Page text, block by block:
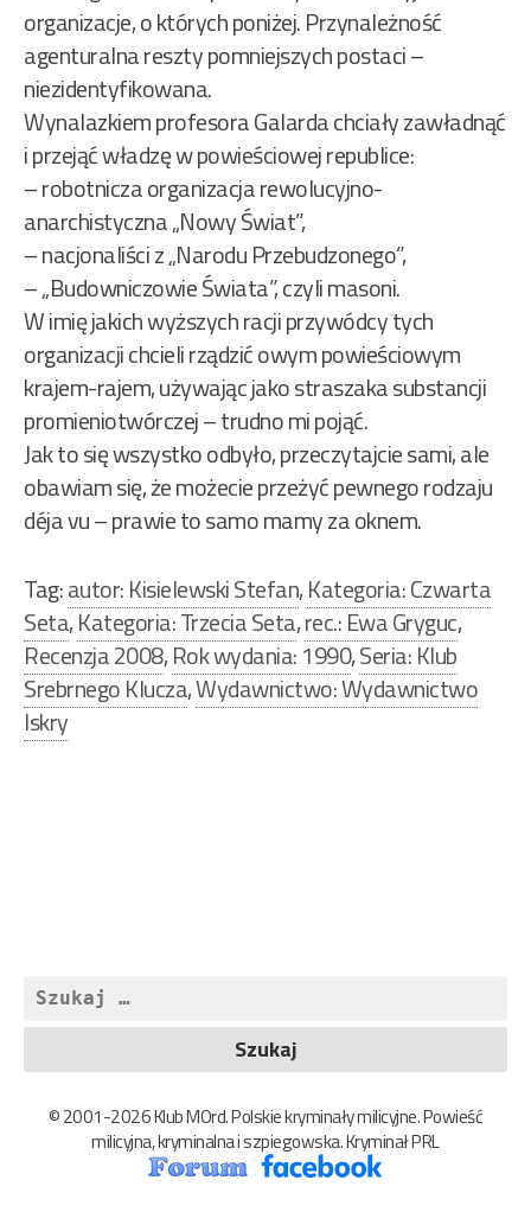
organizacje, o których poniżej. Przynależność
agenturalna reszty pomniejszych postaci –
niezidentyfikowana.
Wynalazkiem profesora Galarda chciały zawładnąć
i przejąć władzę w powieściowej republice:
– robotnicza organizacja rewolucyjno-
anarchistyczna „Nowy Świat”,
– nacjonaliści z „Narodu Przebudzonego”,
– „Budowniczowie Świata”, czyli masoni.
W imię jakich wyższych racji przywódcy tych
organizacji chcieli rządzić owym powieściowym
krajem-rajem, używając jako straszaka substancji
promieniotwórczej – trudno mi pojąć.
Jak to się wszystko odbyło, przeczytajcie sami, ale
obawiam się, że możecie przeżyć pewnego rodzaju
déja vu – prawie to samo mamy za oknem.
Tag:autor: Kisielewski Stefan,Kategoria: Czwarta
Seta,Kategoria: Trzecia Seta,rec.: Ewa Gryguc,
Recenzja 2008,Rok wydania: 1990,Seria: Klub
Srebrnego Klucza,Wydawnictwo: Wydawnictwo
Iskry
Szukaj:
© 2001-2026 Klub MOrd. Polskie kryminały milicyjne. Powieść
milicyjna, kryminalna i szpiegowska. Kryminał PRL